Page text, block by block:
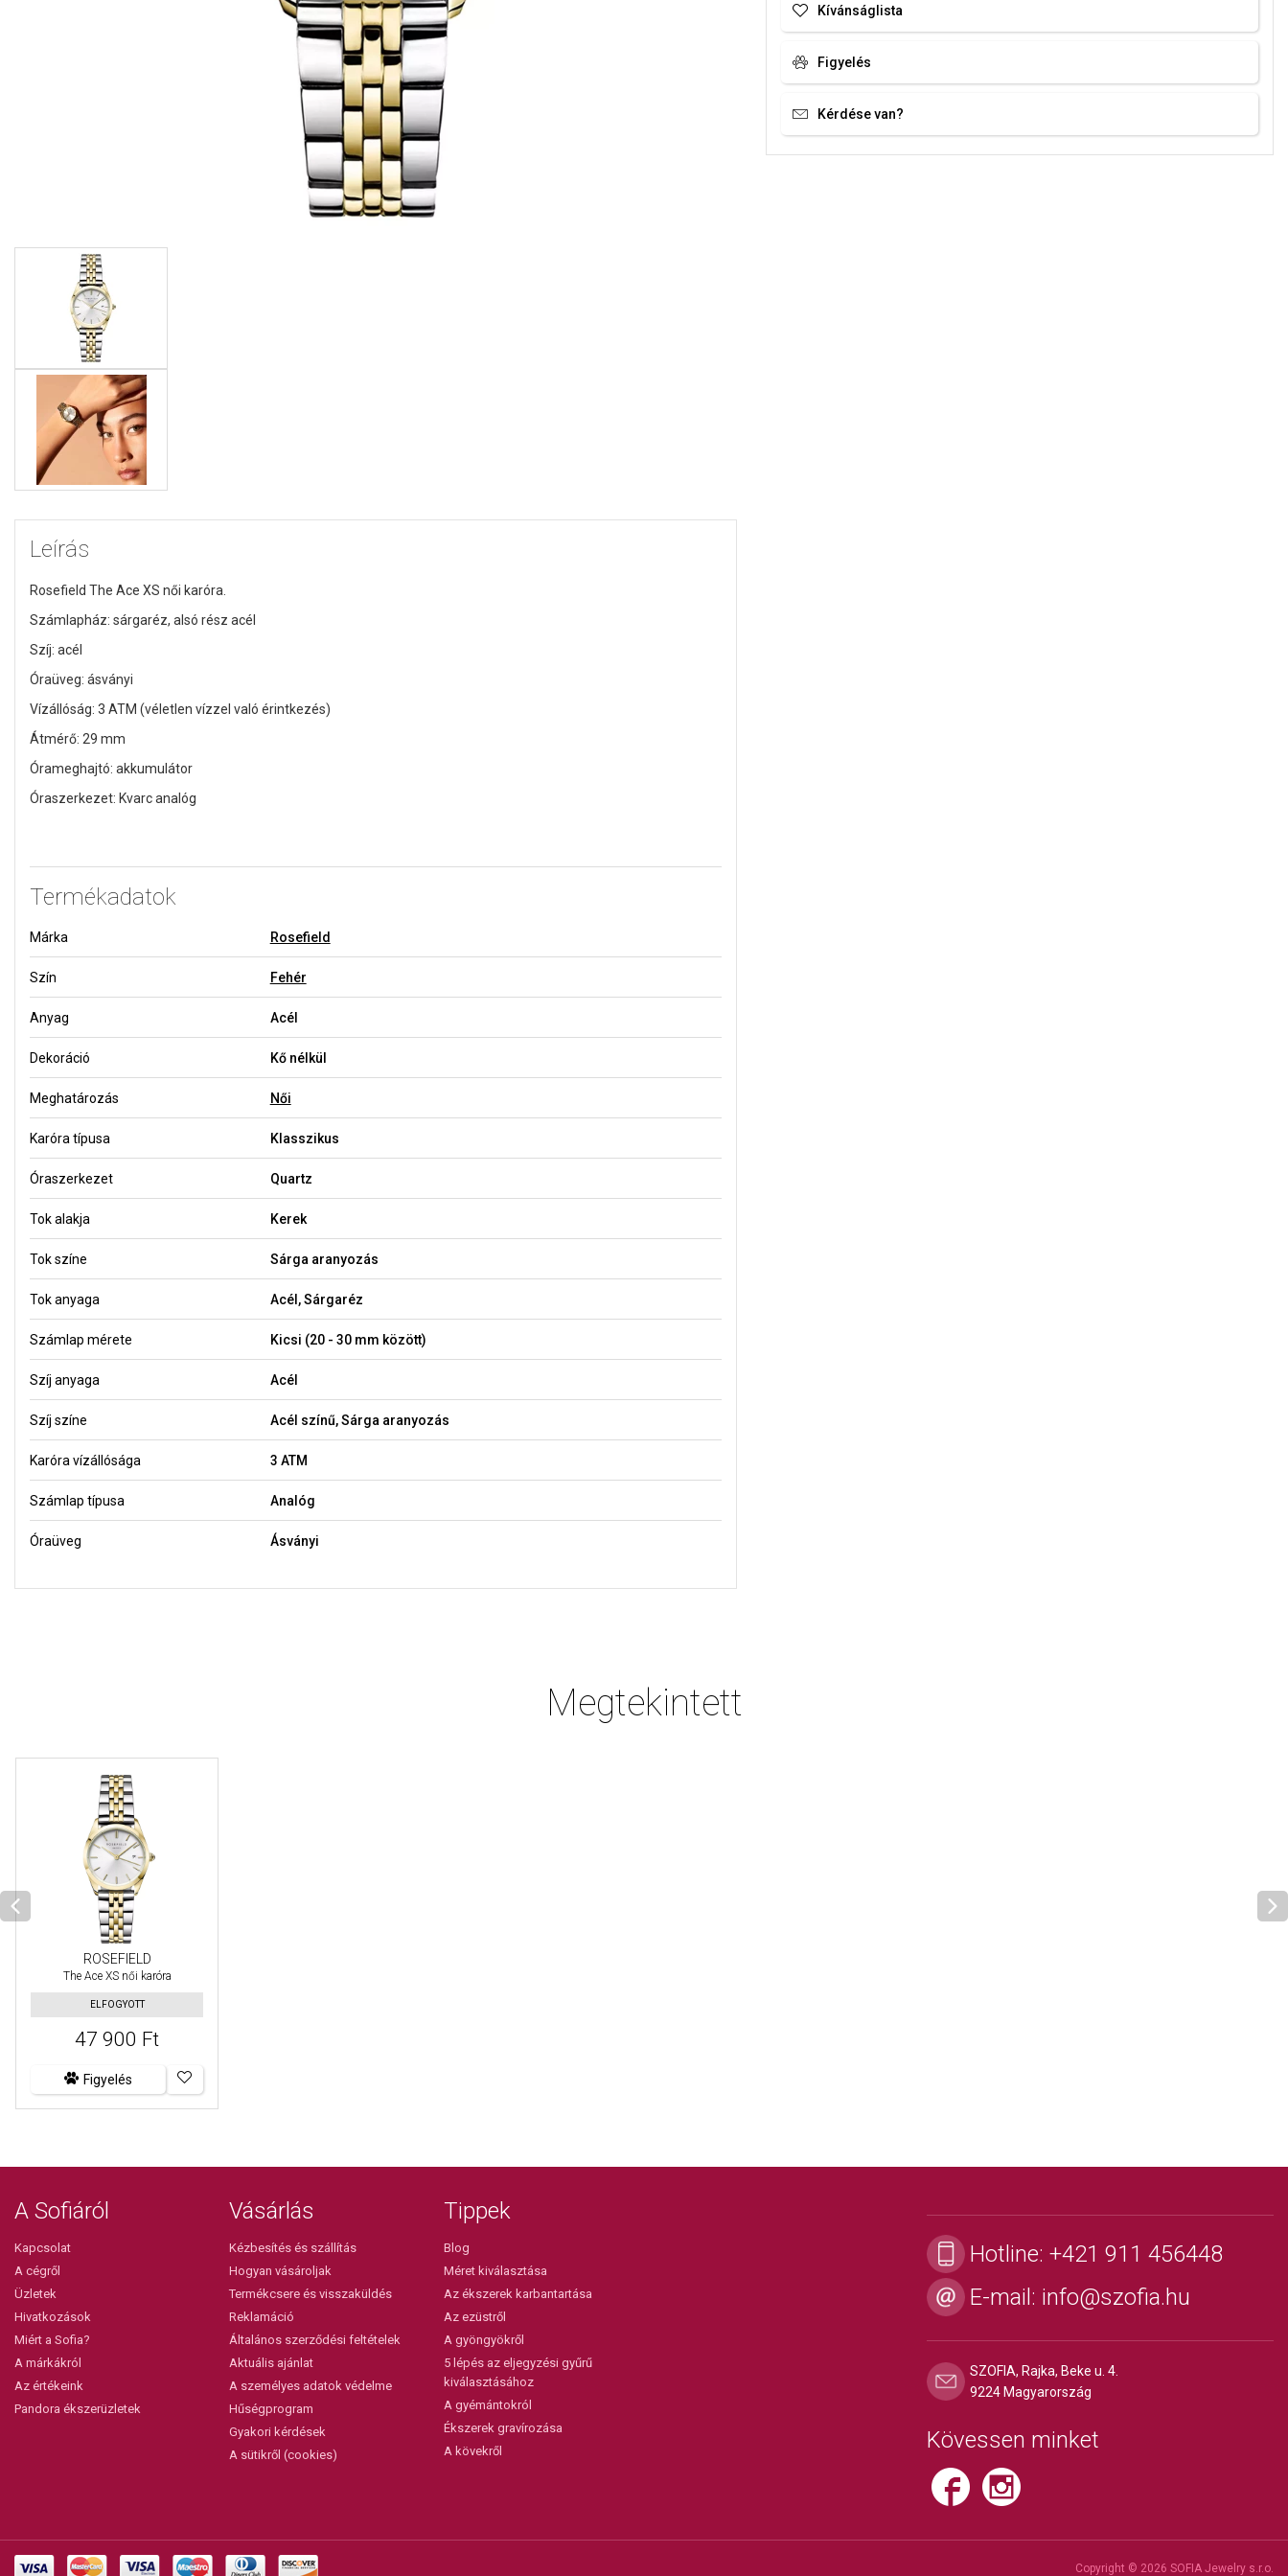
Leírás
Rosefield The Ace XS női karóra.
Számlapház: sárgaréz, alsó rész acél
Szíj: acél
Óraüveg: ásványi
Vízállóság: 3 ATM (véletlen vízzel való érintkezés)
Átmérő: 29 mm
Órameghajtó: akkumulátor
Óraszerkezet: Kvarc analóg
Termékadatok
Márka Rosefield
Szín Fehér
Anyag Acél
Dekoráció Kő nélkül
Meghatározás Női
Karóra típusa Klasszikus
Óraszerkezet Quartz
Tok alakja Kerek
Tok színe Sárga aranyozás
Tok anyaga Acél, Sárgaréz
Számlap mérete Kicsi (20 - 30 mm között)
Szíj anyaga Acél
Szíj színe Acél színű, Sárga aranyozás
Karóra vízállósága 3 ATM
Számlap típusa Analóg
Óraüveg Ásványi
Kívánságlista
Figyelés
Kérdése van?
Megtekintett
ROSEFIELD
The Ace XS női karóra
ELFOGYOTT
47 900 Ft
Figyelés
A Sofiáról
Kapcsolat
A cégről
Üzletek
Hivatkozások
Miért a Sofia?
A márkákról
Az értékeink
Pandora ékszerüzletek
Vásárlás
Kézbesítés és szállítás
Hogyan vásároljak
Termékcsere és visszaküldés
Reklamáció
Általános szerződési feltételek
Aktuális ajánlat
A személyes adatok védelme
Hűségprogram
Gyakori kérdések
A sütikről (cookies)
Tippek
Blog
Méret kiválasztása
Az ékszerek karbantartása
Az ezüstről
A gyöngyökről
5 lépés az eljegyzési gyűrű
kiválasztásához
A gyémántokról
Ékszerek gravírozása
A kövekről
Hotline: +421 911 456448
E-mail: info@szofia.hu
SZOFIA, Rajka, Beke u. 4.
9224 Magyarország
Kövessen minket
Copyright © 2026 SOFIA Jewelry s.r.o.